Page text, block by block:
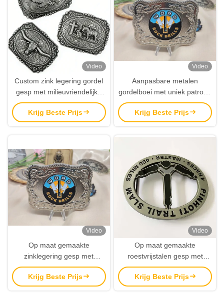
Video
Custom zink legering gordel
gesp met milieuvriendelijke
afwerking en
gepersonaliseerd logo voor
iedereen.
Krijg Beste Prijs
Video
Aanpasbare metalen
gordelboei met uniek patroon
en drie versnellingen
aanpassing voor persoonlijke
stijl
Krijg Beste Prijs
Video
Op maat gemaakte
zinklegering gesp met
milieuvriendelijke afwerking
en gepersonaliseerd logo
voor mannen en vrouwen
Krijg Beste Prijs
Video
Op maat gemaakte
roestvrijstalen gesp met
duurzaam aangepast logo
voor mannen en vrouwen
Krijg Beste Prijs